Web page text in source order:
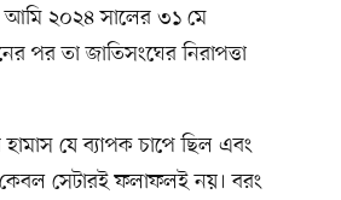
আমি ২০২৪ সালের ৩১ মে
পর তা জাতিসংঘের নিরাপত্তা
যে ব্যাপক চাপে ছিল এবং
সেটারই ফলাফলই নয়। বরং